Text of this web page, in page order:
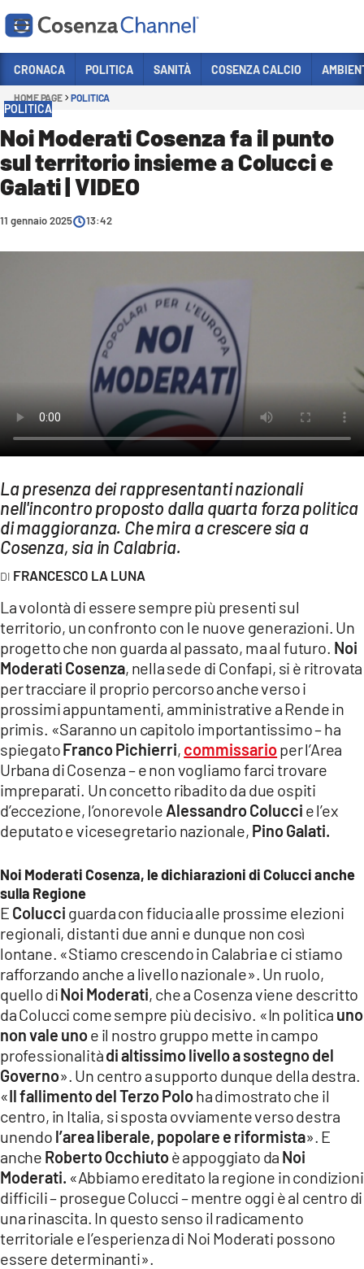
Sezioni
CRONACA
POLITICA
COSENZA CALCIO
ECONOMIA E LAVORO
Streaming
LAC TV
LAC ONAIR
LaC
Network
LACPLAY.IT
LACTV.IT
LACONAIR.IT
LACITYMAG.IT
ILREGGINO.IT
COSENZACHANNEL.IT
ILVIBONESE.IT
CATANZAROCHANNEL.IT
LACAPITALENEWS.IT
App
ANDROID
APPLE
CRONACA POLITICA SANITÀ COSENZA CALCIO
HOME PAGE POLITICA
POLITICA
Noi Moderati Cosenza fa il punto
sul territorio insieme a Colucci e
Galati | VIDEO
11 gennaio 2025 13:42
La presenza dei rappresentanti nazionali
nell'incontro proposto dalla quarta forza politica
di maggioranza. Che mira a crescere sia a
Cosenza, sia in Calabria.
FRANCESCO LA LUNA
La volontà di essere sempre più presenti sul
territorio, un confronto con le nuove generazioni. Un
progetto che non guarda al passato, ma al futuro. Noi
Moderati Cosenza, nella sede di Confapi, si è ritrovata
per tracciare il proprio percorso anche verso i
prossimi appuntamenti, amministrative a Rende in
primis. «Saranno un capitolo importantissimo – ha
spiegatoFranco Pichierri, commissarioper l’Area
Urbana di Cosenza – e non vogliamo farci trovare
impreparati. Un concetto ribadito da due ospiti
d’eccezione, l’onorevole Alessandro Colucci e l’ex
deputato e vicesegretario nazionale, Pino Galati.
Noi Moderati Cosenza, le dichiarazioni di Colucci anche
sulla Regione
E Colucci guarda con fiducia alle prossime elezioni
regionali, distanti due anni e dunque non così
lontane. «Stiamo crescendo in Calabria e ci stiamo
rafforzando anche a livello nazionale». Un ruolo,
quello diNoi Moderati, che a Cosenza viene descritto
da Colucci come sempre più decisivo. «In politica uno
non vale unoe il nostro gruppo mette in campo
professionalitàdi altissimo livello a sostegno del
Governo». Un centro a supporto dunque della destra.
«Il fallimento del Terzo Poloha dimostrato che il
centro, in Italia, si sposta ovviamente verso destra
unendo l’area liberale, popolare e riformista». E
anche Roberto Occhiutoè appoggiato da Noi
Moderati. «Abbiamo ereditato la regione in condizioni
difficili – prosegue Colucci – mentre oggi è al centro di
una rinascita. In questo senso il radicamento
territoriale e l’esperienza di Noi Moderati possono
essere determinanti».